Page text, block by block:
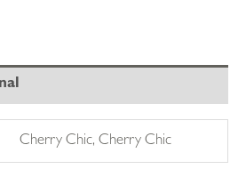
Cherry Chic, Cherry Chic